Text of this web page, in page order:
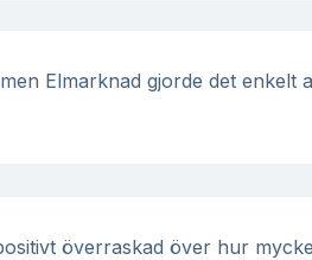
Elmarknad gjorde det enkelt
överraskad över hur